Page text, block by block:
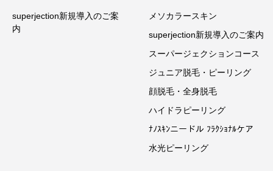
superjection新規導入のご案
内
メソカラースキン
superjection新規導入のご案内
スーパージェクションコース
ジュニア脱毛・ピーリング
顔脱毛・全身脱毛
ハイドラピーリング
ﾅﾉｽｷﾝニードル ﾌﾗｸｼｮﾅﾙケア
水光ピーリング